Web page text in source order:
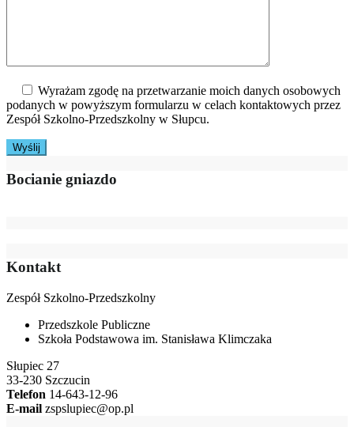
Wyrażam zgodę na przetwarzanie moich danych osobowych
podanych w powyższym formularzu w celach kontaktowych przez
Zespół Szkolno-Przedszkolny w Słupcu.
Bocianie gniazdo
Kontakt
Zespół Szkolno-Przedszkolny
Przedszkole Publiczne
Szkoła Podstawowa im. Stanisława Klimczaka
Słupiec 27
33-230 Szczucin
Telefon 14-643-12-96
E-mail zspslupiec@op.pl